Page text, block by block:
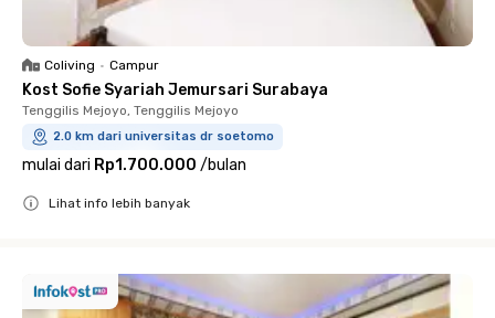
Coliving • Campur
Kost Sofie Syariah Jemursari Surabaya
Tenggilis Mejoyo, Tenggilis Mejoyo
2.0 km dari universitas dr soetomo
mulai dari Rp1.700.000 /bulan
Lihat info lebih banyak